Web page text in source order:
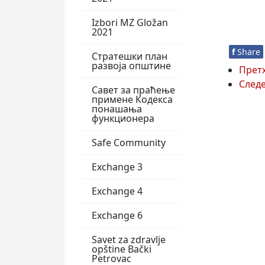
Izbori MZ Gložan
2021
Стратешки план
развоја општине
Савет за праћење
примене Кодекса
понашања
функционера
Safe Community
Exchange 3
Exchange 4
Exchange 6
Savet za zdravlje
opštine Bački
Petrovac
f Share